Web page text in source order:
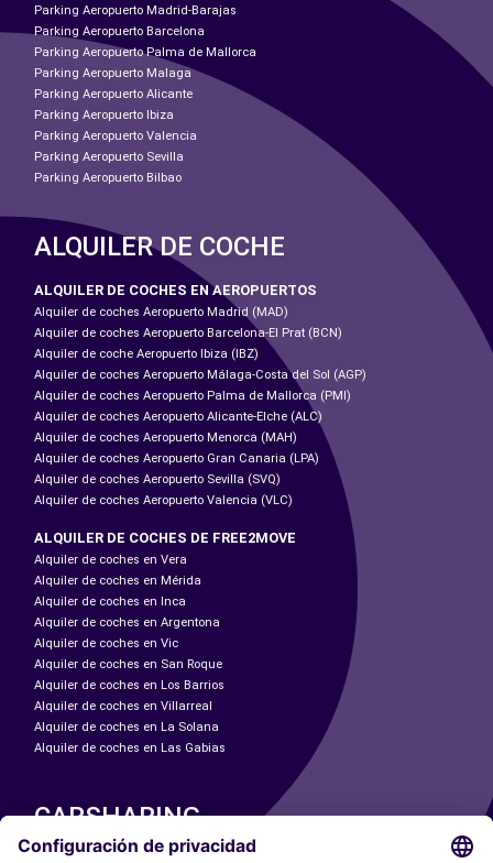
Parking Aeropuerto Madrid-Barajas
Parking Aeropuerto Barcelona
Parking Aeropuerto Palma de Mallorca
Parking Aeropuerto Malaga
Parking Aeropuerto Alicante
Parking Aeropuerto Ibiza
Parking Aeropuerto Valencia
Parking Aeropuerto Sevilla
Parking Aeropuerto Bilbao
ALQUILER DE COCHE
ALQUILER DE COCHES EN AEROPUERTOS
Alquiler de coches Aeropuerto Madrid (MAD)
Alquiler de coches Aeropuerto Barcelona-El Prat (BCN)
Alquiler de coche Aeropuerto Ibiza (IBZ)
Alquiler de coches Aeropuerto Málaga-Costa del Sol (AGP)
Alquiler de coches Aeropuerto Palma de Mallorca (PMI)
Alquiler de coches Aeropuerto Alicante-Elche (ALC)
Alquiler de coches Aeropuerto Menorca (MAH)
Alquiler de coches Aeropuerto Gran Canaria (LPA)
Alquiler de coches Aeropuerto Sevilla (SVQ)
Alquiler de coches Aeropuerto Valencia (VLC)
ALQUILER DE COCHES DE FREE2MOVE
Alquiler de coches en Vera
Alquiler de coches en Mérida
Alquiler de coches en Inca
Alquiler de coches en Argentona
Alquiler de coches en Vic
Alquiler de coches en San Roque
Alquiler de coches en Los Barrios
Alquiler de coches en Villarreal
Alquiler de coches en La Solana
Alquiler de coches en Las Gabias
CARSHARING